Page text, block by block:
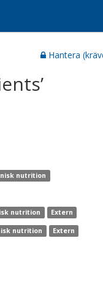
Hantera
nutrition
nutrition Extern
nutrition Extern